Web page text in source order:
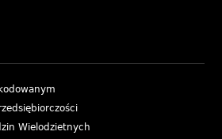
Wielodzietnych